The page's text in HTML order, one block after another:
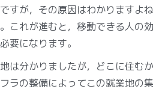
すが，その原因はわかりますよ
これが進むと，移動できる人の
要になります。
は分かりましたが，どこに住む
ラの整備によってこの就業地の